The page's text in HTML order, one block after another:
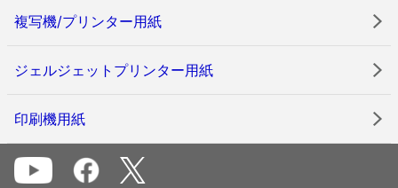
複写機/プリンター用紙
ジェルジェットプリンター用紙
印刷機用紙